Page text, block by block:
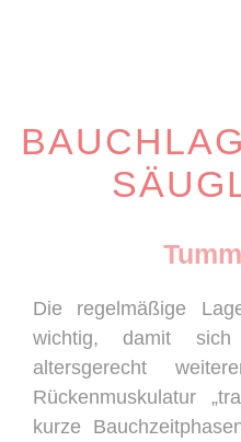
Die regelmäßige
wichtig, damit
altersgerecht
Rückenmuskulatur
kurze